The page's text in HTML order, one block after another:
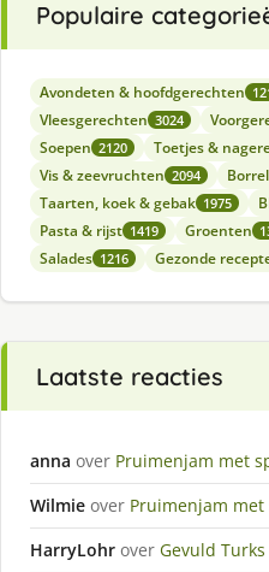
Populaire
Avondeten & hoofdgerechten
Vleesgerechten 3024
Soepen 2120 Toetjes &
Vis & zeevruchten 2094
Taarten, koek & gebak 1975
Pasta & rijst 1419 Groenten
Salades 1216 Gezonde
Laatste reacties
anna over Pruimenjam met
Wilmie over Pruimenjam
HarryLohr over Gevuld